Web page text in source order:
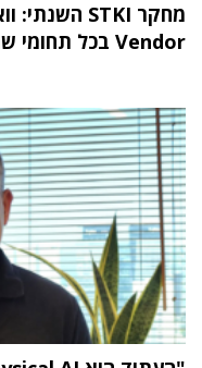
Vendor בכל תחומי שוק ה-IT